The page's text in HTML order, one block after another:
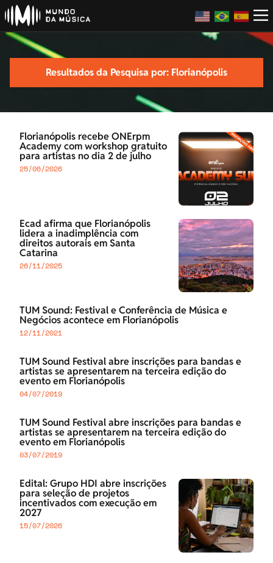
Resultados da Pesquisa por: Florianópolis
Florianópolis recebe ONErpm
Academy com workshop gratuito
para artistas no dia 2 de julho
25/06/2026
Ecad afirma que Florianópolis
lidera a inadimplência com
direitos autorais em Santa
Catarina
26/11/2025
TUM Sound: Festival e Conferência de Música e
Negócios acontece em Florianópolis
12/11/2021
TUM Sound Festival abre inscrições para bandas e
artistas se apresentarem na terceira edição do
evento em Florianópolis
04/07/2019
TUM Sound Festival abre inscrições para bandas e
artistas se apresentarem na terceira edição do
evento em Florianópolis
03/07/2019
Edital: Grupo HDI abre inscrições
para seleção de projetos
incentivados com execução em
2027
15/07/2026